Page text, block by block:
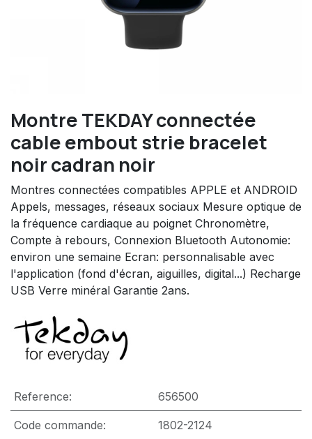
Montre TEKDAY connectée
cable embout strie bracelet
noir cadran noir
Montres connectées compatibles APPLE et ANDROID
Appels, messages, réseaux sociaux Mesure optique de
la fréquence cardiaque au poignet Chronomètre,
Compte à rebours, Connexion Bluetooth Autonomie:
environ une semaine Ecran: personnalisable avec
l'application (fond d'écran, aiguilles, digital...) Recharge
USB Verre minéral Garantie 2ans.
Reference: 656500
Code commande: 1802-2124